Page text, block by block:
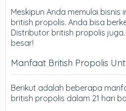
Meskipun Anda memulai bisnis
british propolis. Anda bisa
Distributor british propolis
besar!
Manfaat British Propolis
Berikut adalah beberapa
british propolis dalam 21 hari